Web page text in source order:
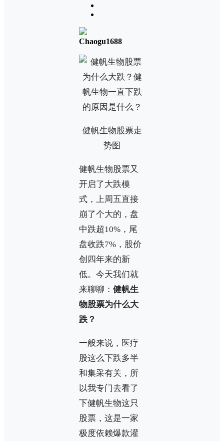
Chaogu1688
健帆生物股票走
势图
健帆生物股票又
开启了大跌模
式，上周五直接
崩了个大的，盘
中跌超10%，尾
盘收跌7%，股价
创四年来的新
低。今天我们就
来聊聊： 健帆生
物股票为什么大
跌？
一般来说，医疗
股这么下跌多半
和集采有关，所
以我专门去看了
下健帆生物这只
股票，这是一家
极度依赖爆款灌